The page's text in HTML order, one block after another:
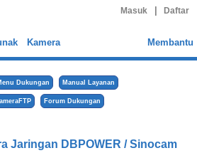
Masuk Daftar
Kamera Membantu
Dukungan Manual Layanan
Forum Dukungan
Jaringan DBPOWER / Sinocam